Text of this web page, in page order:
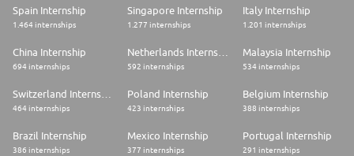
Spain Internship
1.464 internships
Singapore Internship
1.277 internships
Italy Internship
1.201 internships
China Internship
694 internships 592 internships
Malaysia Internship
534 internships
464 internships
Poland Internship
423 internships
Belgium Internship
388 internships
Brazil Internship
386 internships
Mexico Internship
377 internships
Portugal Internship
291 internships